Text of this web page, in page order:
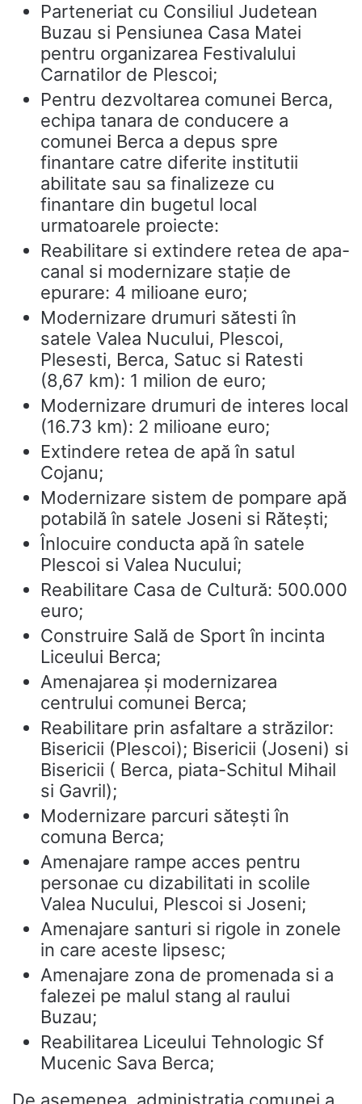
Parteneriat cu Consiliul Judetean
Buzau si Pensiunea Casa Matei
pentru organizarea Festivalului
Carnatilor de Plescoi;
Pentru dezvoltarea comunei Berca,
echipa tanara de conducere a
comunei Berca a depus spre
finantare catre diferite institutii
abilitate sau sa finalizeze cu
finantare din bugetul local
urmatoarele proiecte:
Reabilitare si extindere retea de apa-
canal si modernizare stație de
epurare: 4 milioane euro;
Modernizare drumuri sătesti în
satele Valea Nucului, Plescoi,
Plesesti, Berca, Satuc si Ratesti
(8,67 km): 1 milion de euro;
Modernizare drumuri de interes local
(16.73 km): 2 milioane euro;
Extindere retea de apă în satul
Cojanu;
Modernizare sistem de pompare apă
potabilă în satele Joseni si Rătești;
Înlocuire conducta apă în satele
Plescoi si Valea Nucului;
Reabilitare Casa de Cultură: 500.000
euro;
Construire Sală de Sport în incinta
Liceului Berca;
Amenajarea și modernizarea
centrului comunei Berca;
Reabilitare prin asfaltare a străzilor:
Bisericii (Plescoi); Bisericii (Joseni) si
Bisericii ( Berca, piata-Schitul Mihail
si Gavril);
Modernizare parcuri sătești în
comuna Berca;
Amenajare rampe acces pentru
personae cu dizabilitati in scolile
Valea Nucului, Plescoi si Joseni;
Amenajare santuri si rigole in zonele
in care aceste lipsesc;
Amenajare zona de promenada si a
falezei pe malul stang al raului
Buzau;
Reabilitarea Liceului Tehnologic Sf
Mucenic Sava Berca;